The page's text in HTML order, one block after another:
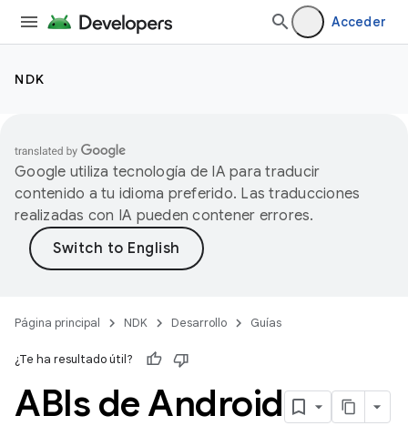
Acceder
NDK
Google utiliza tecnología de IA para traducir
contenido a tu idioma preferido. Las traducciones
realizadas con IA pueden contener errores.
Página principal NDK Desarrollo Guías
¿Te ha resultado útil?
ABIs de Android